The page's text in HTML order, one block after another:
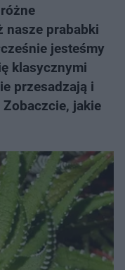
nasze prababki
jesteśmy
klasycznymi
przesadzają i
jakie